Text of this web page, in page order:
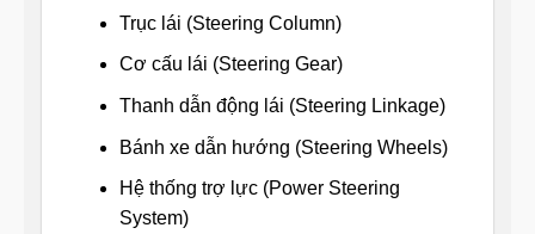
Trục lái (Steering Column)
Cơ cấu lái (Steering Gear)
Thanh dẫn động lái (Steering Linkage)
Bánh xe dẫn hướng (Steering Wheels)
Hệ thống trợ lực (Power Steering
System)